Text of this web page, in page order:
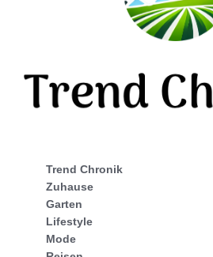
Trend Chronik
Zuhause
Garten
Lifestyle
Mode